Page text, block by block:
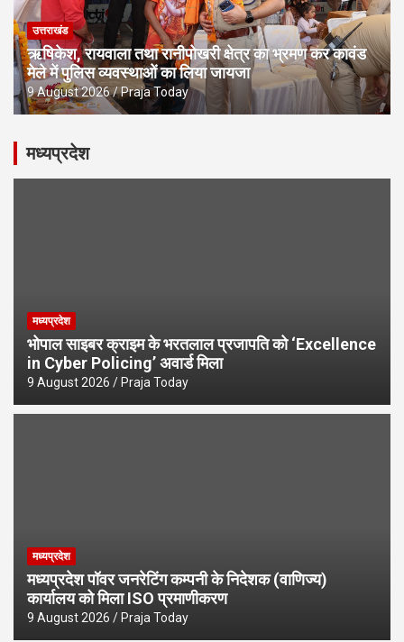
उत्तराखंड
ऋषिकेश, रायवाला तथा रानीपोखरी क्षेत्र का भ्रमण कर कावंड
मेले में पुलिस व्यवस्थाओं का लिया जायजा
9 August 2026 Praja Today
मध्यप्रदेश
मध्यप्रदेश
भोपाल साइबर क्राइम के भरतलाल प्रजापति को ‘Excellence
in Cyber Policing’ अवार्ड मिला
9 August 2026 Praja Today
मध्यप्रदेश
मध्यप्रदेश पॉवर जनरेटिंग कम्पनी के निदेशक (वाणिज्य)
कार्यालय को मिला ISO प्रमाणीकरण
9 August 2026 Praja Today